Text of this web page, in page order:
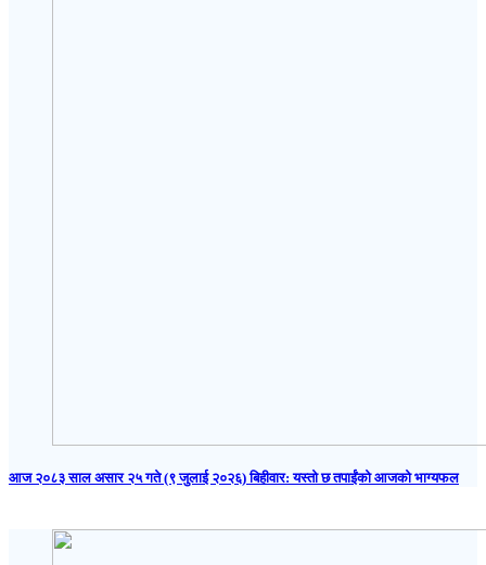
आज २०८३ साल असार २५ गते (९ जुलाई २०२६) बिहीवार: यस्तो छ तपाईंको आजको भाग्यफल